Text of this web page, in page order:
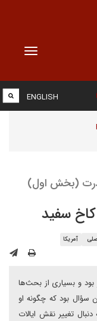
Toggle
ENGLISH
قدرت (بخش اول)
سفید
آمریکا
بود و بسیاری از بحث‌ها
سؤال بود که چگونه او
تغییر نقش ایالات